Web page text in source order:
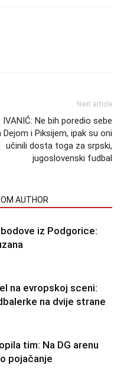
Next article
IVANIĆ: Ne bih poredio sebe
Dejom i Piksijem, ipak su oni
učinili dosta toga za srpski,
jugoslovenski fudbal
AUTHOR
iz Podgorice:
na evropskoj sceni:
na dvije strane
tim: Na DG arenu
pojačanje